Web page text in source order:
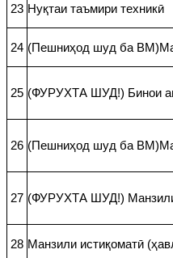
23 Нуқтаи таъмири техникӣ
24 (Пешниҳод шуд ба
25 (ФУРУХТА ШУД!) Бинои
26 (Пешниҳод шуд ба
27 (ФУРУХТА ШУД!) Манзили
28 Манзили истиқоматӣ